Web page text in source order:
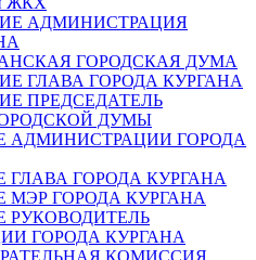
АДМИНИСТРАЦИЯ
ГОРОДСКАЯ ДУМА
ГЛАВА ГОРОДА КУРГАНА
ПРЕДСЕДАТЕЛЬ
ДУМЫ
АДМИНИСТРАЦИИ ГОРОДА
ГЛАВА ГОРОДА КУРГАНА
МЭР ГОРОДА КУРГАНА
РУКОВОДИТЕЛЬ
ГОРОДА КУРГАНА
КОМИССИЯ